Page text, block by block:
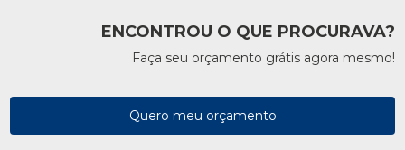
ENCONTROU O QUE PROCURAVA?
Faça seu orçamento grátis agora mesmo!
Quero meu orçamento